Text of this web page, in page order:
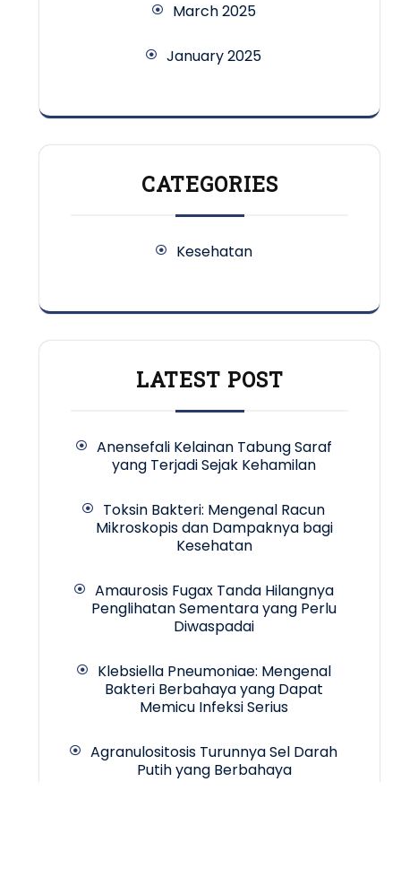
March 2025
January 2025
CATEGORIES
Kesehatan
LATEST POST
Anensefali Kelainan Tabung Saraf
yang Terjadi Sejak Kehamilan
Toksin Bakteri: Mengenal Racun
Mikroskopis dan Dampaknya bagi
Kesehatan
Amaurosis Fugax Tanda Hilangnya
Penglihatan Sementara yang Perlu
Diwaspadai
Klebsiella Pneumoniae: Mengenal
Bakteri Berbahaya yang Dapat
Memicu Infeksi Serius
Agranulositosis Turunnya Sel Darah
Putih yang Berbahaya